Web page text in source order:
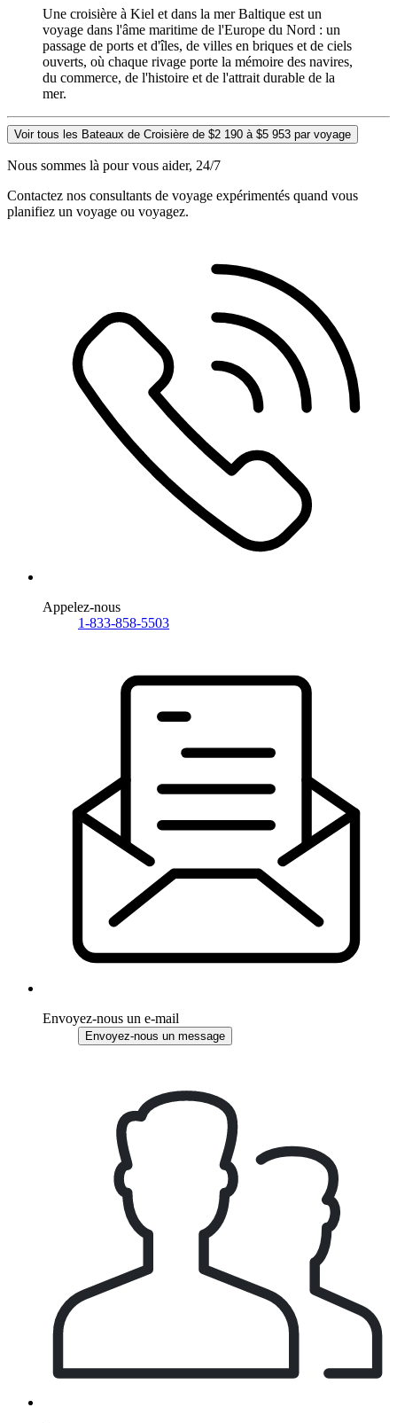
Une croisière à Kiel et dans la mer Baltique est un
voyage dans l'âme maritime de l'Europe du Nord : un
passage de ports et d'îles, de villes en briques et de ciels
ouverts, où chaque rivage porte la mémoire des navires,
du commerce, de l'histoire et de l'attrait durable de la
mer.
Voir tous les Bateaux de Croisière de $2 190 à $5 953 par voyage
Nous sommes là pour vous aider, 24/7
Contactez nos consultants de voyage expérimentés quand vous
planifiez un voyage ou voyagez.
Appelez-nous
1-833-858-5503
Envoyez-nous un e-mail
Envoyez-nous un message